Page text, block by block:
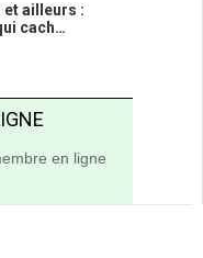
et ailleurs :
cach…
en ligne